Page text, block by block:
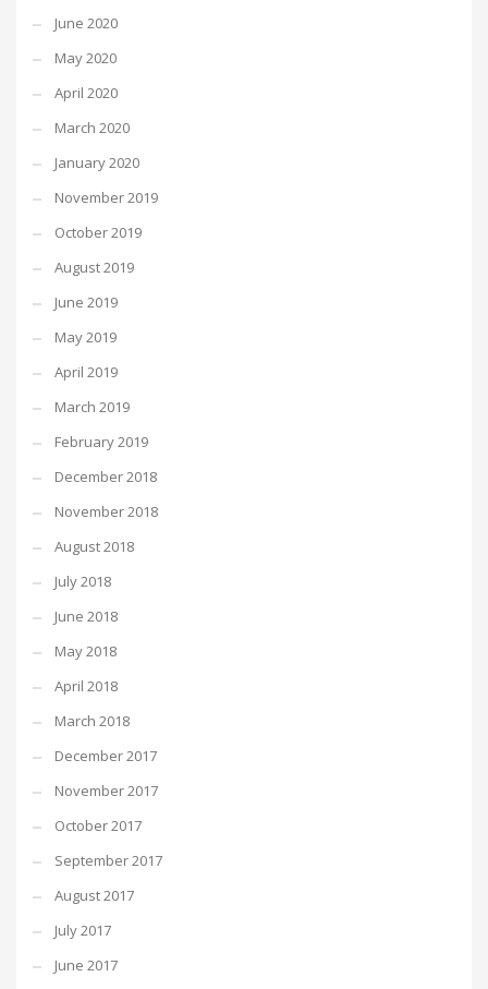
June 2020
May 2020
April 2020
March 2020
January 2020
November 2019
October 2019
August 2019
June 2019
May 2019
April 2019
March 2019
February 2019
December 2018
November 2018
August 2018
July 2018
June 2018
May 2018
April 2018
March 2018
December 2017
November 2017
October 2017
September 2017
August 2017
July 2017
June 2017